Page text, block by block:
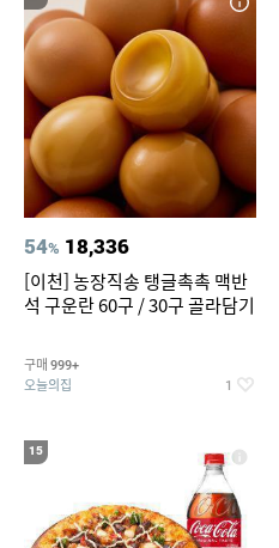
54% 18,336
[이천] 농장직송 탱글촉촉 맥반
석 구운란 60구 / 30구 골라담기
구매 999+
오늘의집 1
15